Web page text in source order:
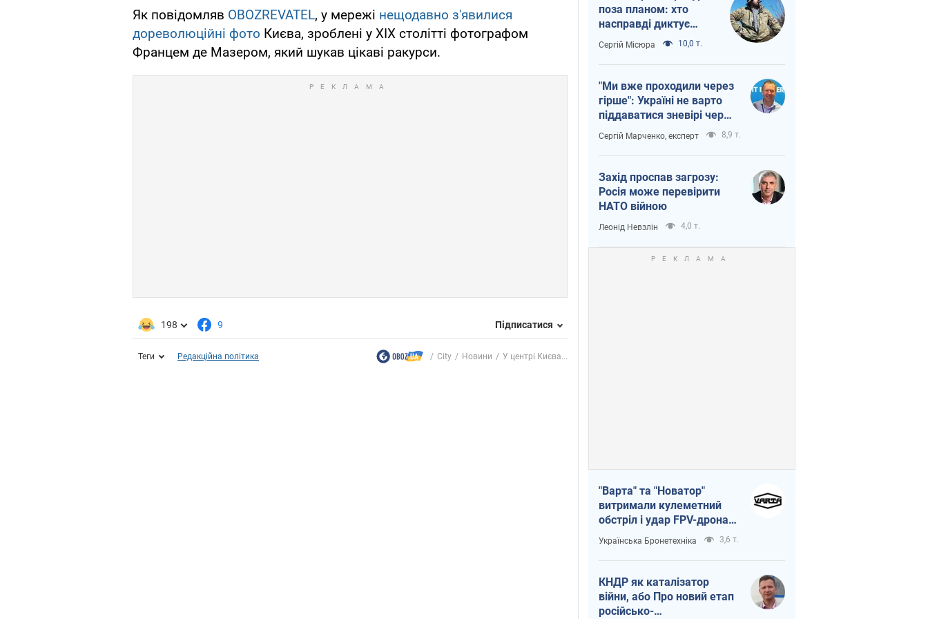
Як повідомляв OBOZREVATEL, у мережі нещодавно з'явилися
дореволюційні фото Києва, зроблені у XIX столітті фотографом
Францем де Мазером, який шукав цікаві ракурси.
198 9 Підписатися
Теги Редакційна політика City Новини У центрі Києва...
поза планом: хто
насправді диктує
темп війни
Сергій Місюра 10,0 т.
"Ми вже проходили через
гірше": Україні не варто
піддаватися зневірі через
ракетний терор
Сергій Марченко, експерт 8,9 т.
Захід проспав загрозу:
Росія може перевірити
НАТО війною
Леонід Невзлін 4,0 т.
"Варта" та "Новатор"
витримали кулеметний
обстріл і удар FPV-дрона,
врятувавши життя
офіцеру ЗСУ
Українська Бронетехніка 3,6 т.
КНДР як каталізатор
війни, або Про новий етап
російсько-